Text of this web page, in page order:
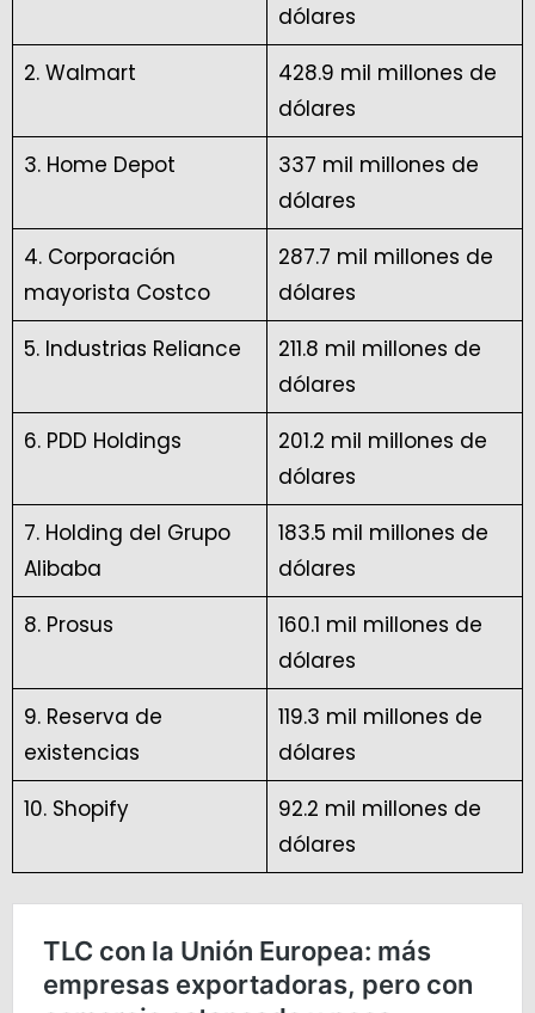
dólares
2. Walmart
428.9 mil millones de
dólares
3. Home Depot
337 mil millones de
dólares
4. Corporación
mayorista Costco
287.7 mil millones de
dólares
5. Industrias Reliance
211.8 mil millones de
dólares
6. PDD Holdings
201.2 mil millones de
dólares
7. Holding del Grupo
Alibaba
183.5 mil millones de
dólares
8. Prosus
160.1 mil millones de
dólares
9. Reserva de
existencias
119.3 mil millones de
dólares
10. Shopify
92.2 mil millones de
dólares